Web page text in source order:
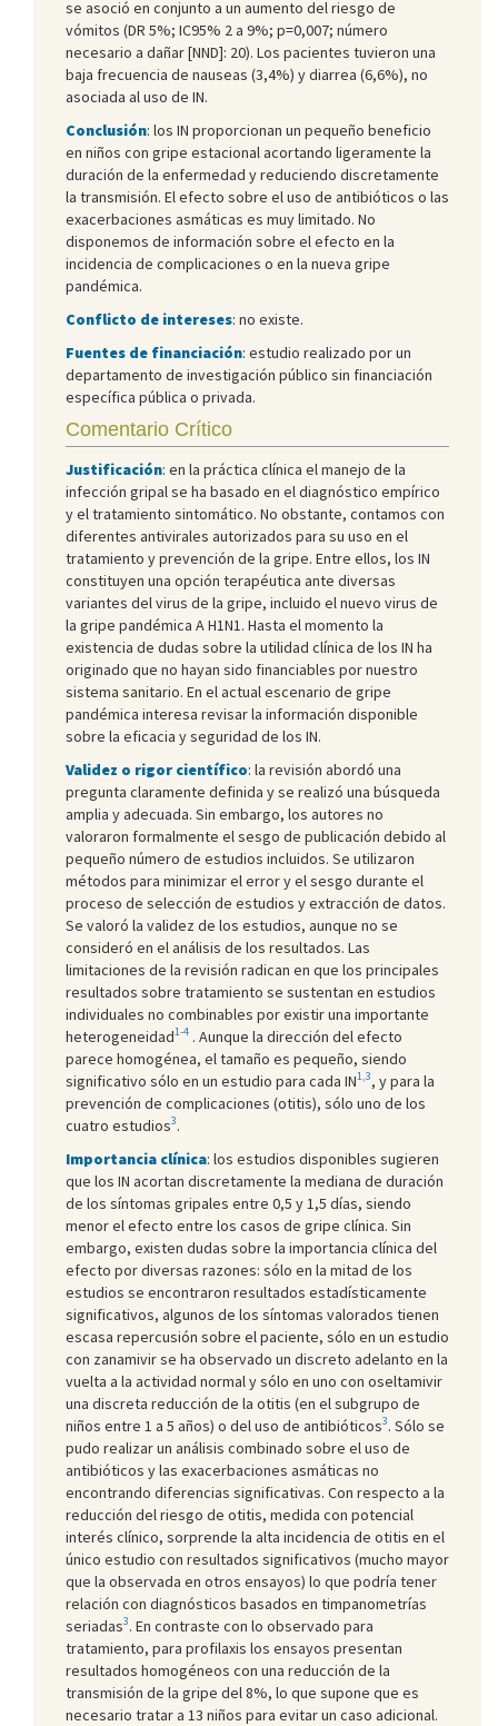
se asoció en conjunto a un aumento del riesgo de
vómitos (DR 5%; IC95% 2 a 9%; p=0,007; número
necesario a dañar [NND]: 20). Los pacientes tuvieron una
baja frecuencia de nauseas (3,4%) y diarrea (6,6%), no
asociada al uso de IN.
Conclusión: los IN proporcionan un pequeño beneficio
en niños con gripe estacional acortando ligeramente la
duración de la enfermedad y reduciendo discretamente
la transmisión. El efecto sobre el uso de antibióticos o las
exacerbaciones asmáticas es muy limitado. No
disponemos de información sobre el efecto en la
incidencia de complicaciones o en la nueva gripe
pandémica.
Conflicto de intereses: no existe.
Fuentes de financiación: estudio realizado por un
departamento de investigación público sin financiación
específica pública o privada.
Comentario Crítico
Justificación: en la práctica clínica el manejo de la
infección gripal se ha basado en el diagnóstico empírico
y el tratamiento sintomático. No obstante, contamos con
diferentes antivirales autorizados para su uso en el
tratamiento y prevención de la gripe. Entre ellos, los IN
constituyen una opción terapéutica ante diversas
variantes del virus de la gripe, incluido el nuevo virus de
la gripe pandémica A H1N1. Hasta el momento la
existencia de dudas sobre la utilidad clínica de los IN ha
originado que no hayan sido financiables por nuestro
sistema sanitario. En el actual escenario de gripe
pandémica interesa revisar la información disponible
sobre la eficacia y seguridad de los IN.
Validez o rigor científico: la revisión abordó una
pregunta claramente definida y se realizó una búsqueda
amplia y adecuada. Sin embargo, los autores no
valoraron formalmente el sesgo de publicación debido al
pequeño número de estudios incluidos. Se utilizaron
métodos para minimizar el error y el sesgo durante el
proceso de selección de estudios y extracción de datos.
Se valoró la validez de los estudios, aunque no se
consideró en el análisis de los resultados. Las
limitaciones de la revisión radican en que los principales
resultados sobre tratamiento se sustentan en estudios
individuales no combinables por existir una importante
heterogeneidad1-4 . Aunque la dirección del efecto
parece homogénea, el tamaño es pequeño, siendo
significativo sólo en un estudio para cada IN1,3, y para la
prevención de complicaciones (otitis), sólo uno de los
cuatro estudios3.
Importancia clínica: los estudios disponibles sugieren
que los IN acortan discretamente la mediana de duración
de los síntomas gripales entre 0,5 y 1,5 días, siendo
menor el efecto entre los casos de gripe clínica. Sin
embargo, existen dudas sobre la importancia clínica del
efecto por diversas razones: sólo en la mitad de los
estudios se encontraron resultados estadísticamente
significativos, algunos de los síntomas valorados tienen
escasa repercusión sobre el paciente, sólo en un estudio
con zanamivir se ha observado un discreto adelanto en la
vuelta a la actividad normal y sólo en uno con oseltamivir
una discreta reducción de la otitis (en el subgrupo de
niños entre 1 a 5 años) o del uso de antibióticos3. Sólo se
pudo realizar un análisis combinado sobre el uso de
antibióticos y las exacerbaciones asmáticas no
encontrando diferencias significativas. Con respecto a la
reducción del riesgo de otitis, medida con potencial
interés clínico, sorprende la alta incidencia de otitis en el
único estudio con resultados significativos (mucho mayor
que la observada en otros ensayos) lo que podría tener
relación con diagnósticos basados en timpanometrías
seriadas3. En contraste con lo observado para
tratamiento, para profilaxis los ensayos presentan
resultados homogéneos con una reducción de la
transmisión de la gripe del 8%, lo que supone que es
necesario tratar a 13 niños para evitar un caso adicional.